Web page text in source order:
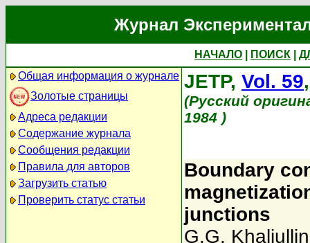
Журнал
НАЧАЛО ПОИСК
Общая информация о журнале
Золотые страницы
Адреса редакции
Содержание журнала
Сообщения редакции
Правила для авторов
Загрузить статью
Проверить статус статьи
JETP, Vol. 59
(Русский
1984 )
Boundary
junctions
G.G. Khaliullin